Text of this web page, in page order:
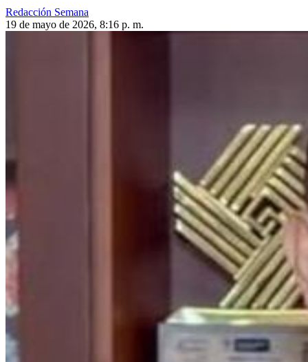
Redacción Semana
19 de mayo de 2026, 8:16 p. m.